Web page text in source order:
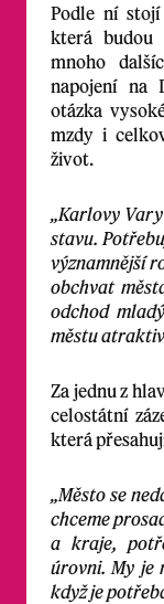
Podle ní
která budou
mnoho
napojení na
otázka
mzdy i
život.
„Karlovy
stavu.
významnější
obchvat
odchod
městu
Za jednu z
celostátní
která
„Město se
chceme
a kraje,
úrovni. My je
když je